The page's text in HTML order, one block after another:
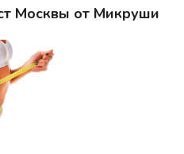
Москвы от Микруши